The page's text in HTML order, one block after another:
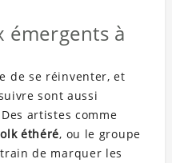
émergents à
de se réinventer, et
sont aussi
artistes comme
éthéré, ou le groupe
de marquer les